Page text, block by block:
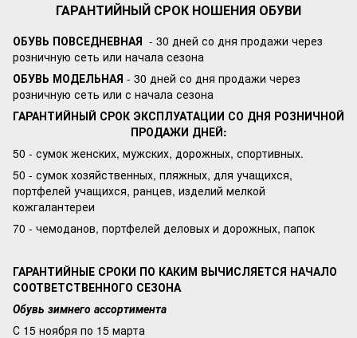
ГАРАНТИЙНЫЙ СРОК НОШЕНИЯ ОБУВИ
ОБУВЬ ПОВСЕДНЕВНАЯ - 30 дней со дня продажи через
розничную сеть или начала сезона
ОБУВЬ МОДЕЛЬНАЯ - 30 дней со дня продажи через
розничную сеть или с начала сезона
ГАРАНТИЙНЫЙ СРОК ЭКСПЛУАТАЦИИ СО ДНЯ РОЗНИЧНОЙ
ПРОДАЖИ ДНЕЙ:
50 - сумок женских, мужских, дорожных, спортивных.
50 - сумок хозяйственных, пляжных, для учащихся,
портфелей учащихся, ранцев, изделий мелкой
кожгалантереи
70 - чемоданов, портфелей деловых и дорожных, папок
ГАРАНТИЙНЫЕ СРОКИ ПО КАКИМ ВЫЧИСЛЯЕТСЯ НАЧАЛО
СООТВЕТСТВЕННОГО СЕЗОНА
Обувь зимнего ассортимента
С 15 ноября по 15 марта